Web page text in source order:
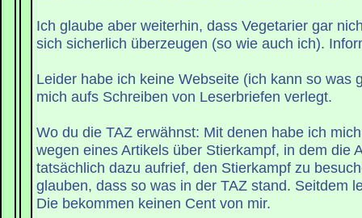
Ich glaube aber weiterhin, dass Vegetarier gar
sich sicherlich überzeugen (so wie auch ich).
Leider habe ich keine Webseite (ich kann so was
mich aufs Schreiben von Leserbriefen verlegt.
Wo du die TAZ erwähnst: Mit denen habe ich
wegen eines Artikels über Stierkampf, in dem die
tatsächlich dazu aufrief, den Stierkampf zu
glauben, dass so was in der TAZ stand. Seitdem
Die bekommen keinen Cent von mir.